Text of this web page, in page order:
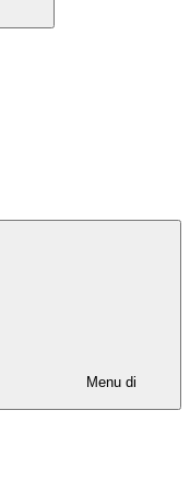
Menu di